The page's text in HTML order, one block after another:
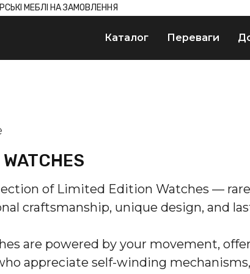
МЕБЛІ НА ЗАМОВЛЕННЯ
Каталог Переваги
of Limited Edition Watches —
craftsmanship, unique design, and
are powered by your movement,
appreciate self-winding